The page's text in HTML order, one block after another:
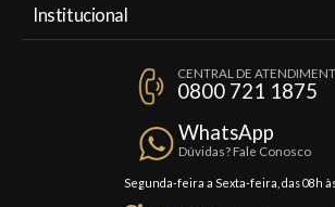
Institucional
Política de Privacidade
Trocas e Devoluções
Formas de Pagamento
CENTRAL DE
0800 721 1875
WhatsApp
Dúvidas? Fale Conosco
Segunda-feira a Sexta-feira, das 08h